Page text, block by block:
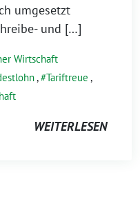
umgesetzt
und […]
Wirtschaft
, Tariftreue ,
WEITERLESEN